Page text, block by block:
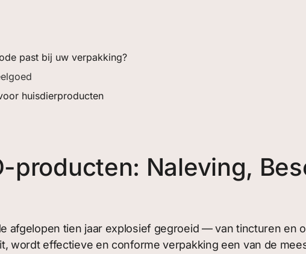
past bij uw verpakking?
huisdierproducten
producten: Naleving,
afgelopen tien jaar explosief gegroeid — van tincturen en
wordt effectieve en conforme verpakking een van de